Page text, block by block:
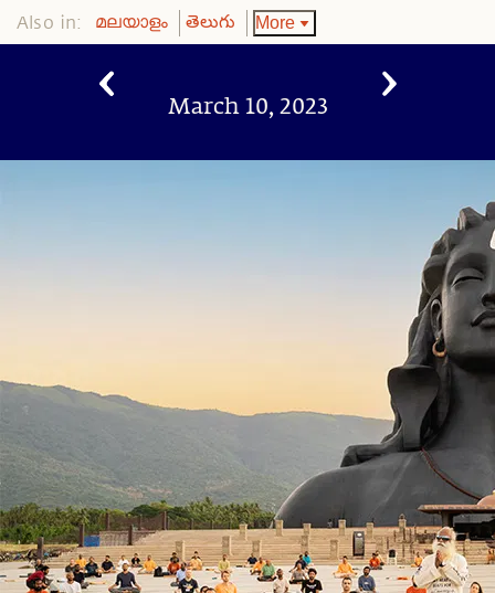
Also in: മലയാളം తెలుగు More
March 10, 2023